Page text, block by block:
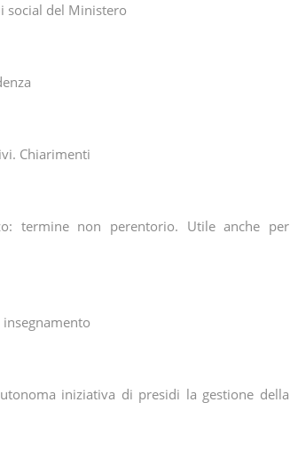
social del Ministero
Chiarimenti
termine non perentorio. Utile anche per
iniziativa di presidi la gestione della